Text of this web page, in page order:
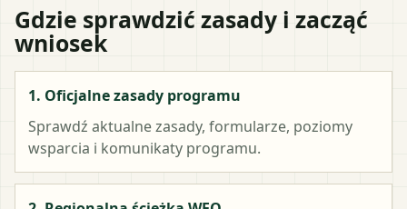
Gdzie sprawdzić zasady i zacząć
wniosek
1. Oficjalne zasady programu
Sprawdź aktualne zasady, formularze, poziomy
wsparcia i komunikaty programu.